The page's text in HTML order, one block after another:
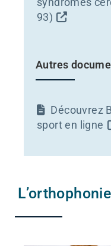
93)
Autres
Découvrez
sport en ligne